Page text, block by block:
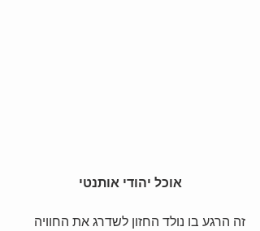
אוכל יהודי אותנטי
זה הרגע בו נולד החזון לשדרג את החוויה